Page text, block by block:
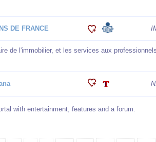
DE FRANCE
de l'immobilier, et les services aux
with entertainment, features and a forum.